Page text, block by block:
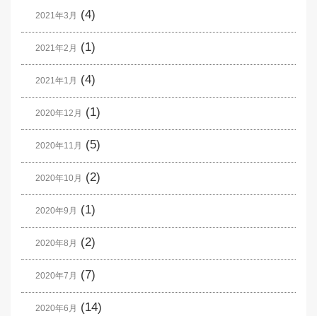
2021年3月 (4)
2021年2月 (1)
2021年1月 (4)
2020年12月 (1)
2020年11月 (5)
2020年10月 (2)
2020年9月 (1)
2020年8月 (2)
2020年7月 (7)
2020年6月 (14)